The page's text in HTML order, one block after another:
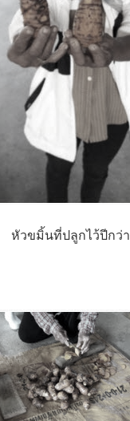
หัวขมิ้นที่ปลูกไว้ปีกว่า